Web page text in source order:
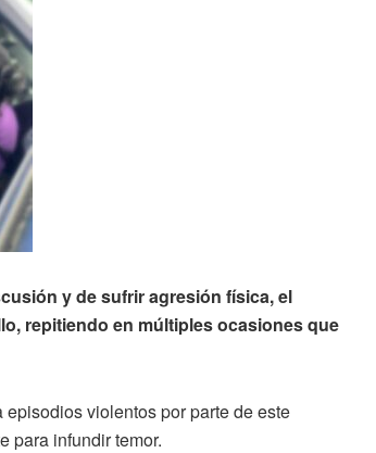
y de sufrir agresión física, el
repitiendo en múltiples ocasiones que
violentos por parte de este
para infundir temor.